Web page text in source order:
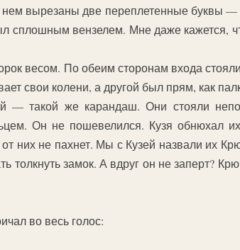
вырезаны две переплетенные буквы
сплошным вензелем. Мне даже кажется,
весом. По обеим сторонам входа
свои колени, а другой был прям, как
— такой же карандаш. Они стояли
Он не пошевелился. Кузя обнюхал
них не пахнет. Мы с Кузей назвали их
замок. А вдруг он не заперт?
во весь голос: